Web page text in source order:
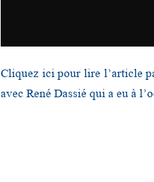
Cliquez ici pour lire l’article
avec René Dassié qui a eu à